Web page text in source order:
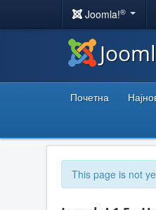
Joomla!®
Почетна
This page is not